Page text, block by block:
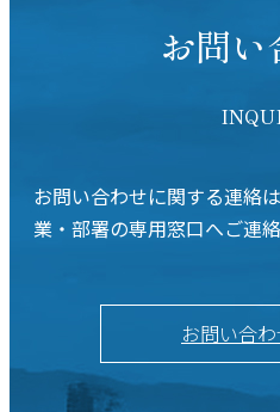
お問い
お問い合わせに関する連絡
業・部署の専用窓口へご連絡
お問い合